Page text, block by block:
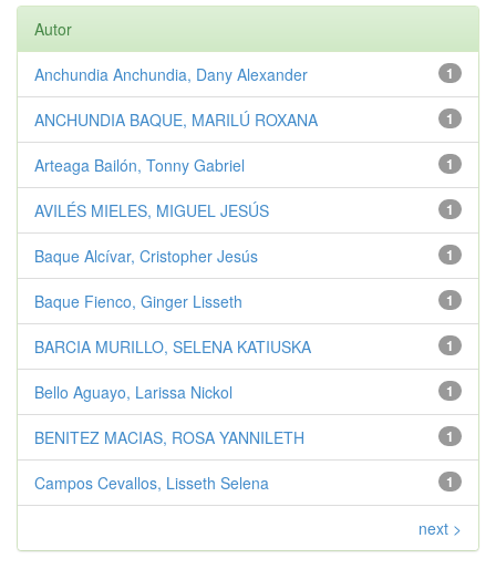
Autor
1
Anchundia Anchundia, Dany Alexander
1
ANCHUNDIA BAQUE, MARILÚ ROXANA
1
Arteaga Bailón, Tonny Gabriel
1
AVILÉS MIELES, MIGUEL JESÚS
1
Baque Alcívar, Cristopher Jesús
1
Baque Fienco, Ginger Lisseth
1
BARCIA MURILLO, SELENA KATIUSKA
1
Bello Aguayo, Larissa Nickol
1
BENITEZ MACIAS, ROSA YANNILETH
1
Campos Cevallos, Lisseth Selena
next >